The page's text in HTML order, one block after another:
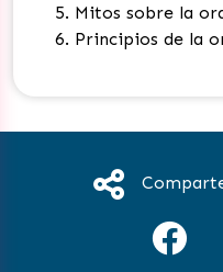
Mitos sobre la
Principios de la